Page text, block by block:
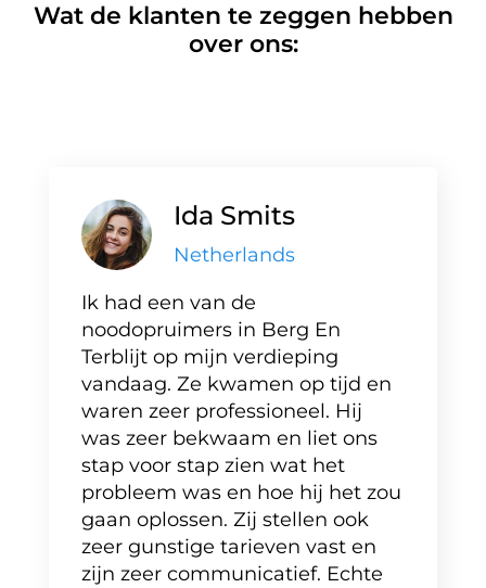
Wat de klanten te zeggen hebben
over ons:
Ida Smits
Netherlands
Ik had een van de
noodopruimers in Berg En
Terblijt op mijn verdieping
vandaag. Ze kwamen op tijd en
waren zeer professioneel. Hij
was zeer bekwaam en liet ons
stap voor stap zien wat het
probleem was en hoe hij het zou
gaan oplossen. Zij stellen ook
zeer gunstige tarieven vast en
zijn zeer communicatief. Echte